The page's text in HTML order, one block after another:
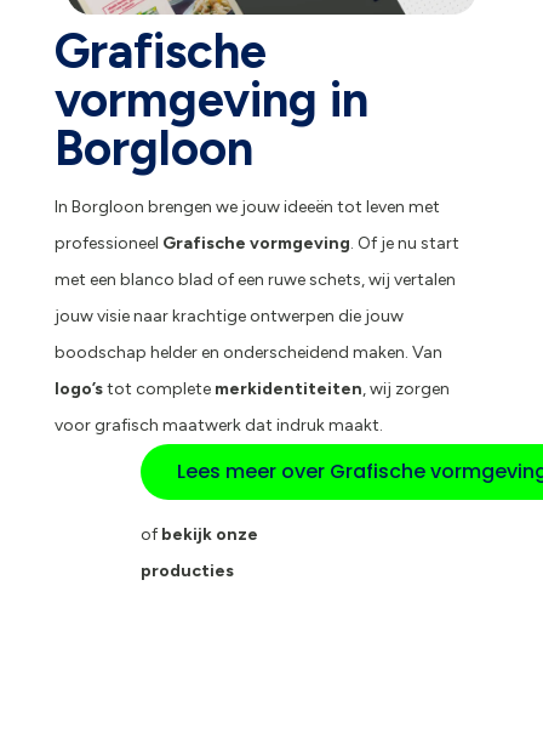
Grafische
vormgeving in
Borgloon
In Borgloon brengen we jouw ideeën tot leven met
professioneel Grafische vormgeving. Of je nu start
met een blanco blad of een ruwe schets, wij vertalen
jouw visie naar krachtige ontwerpen die jouw
boodschap helder en onderscheidend maken. Van
logo’stot complete merkidentiteiten, wij zorgen
voor grafisch maatwerk dat indruk maakt.
Lees meer over Grafische
ofbekijk onze
producties